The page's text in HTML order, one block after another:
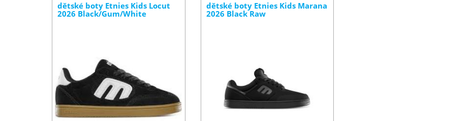
dětské boty Etnies Kids Locut
2026 Black/Gum/White
dětské boty Etnies Kids Marana
2026 Black Raw